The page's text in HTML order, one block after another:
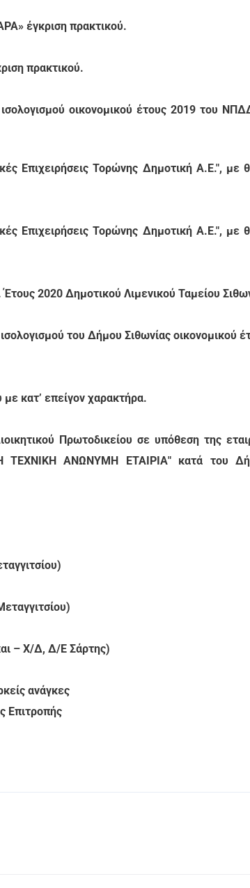
έγκριση πρακτικού.
πρακτικού.
οικονομικού έτους 2019 του
Επιχειρήσεις Τορώνης Δημοτική Α.Ε.", με
Επιχειρήσεις Τορώνης Δημοτική Α.Ε.", με
2020 Δημοτικού Λιμενικού Ταμείου
του Δήμου Σιθωνίας οικονομικού
κατ’ επείγον χαρακτήρα.
Πρωτοδικείου σε υπόθεση της
ΑΝΩΝΥΜΗ ΕΤΑΙΡΙΑ" κατά του
– Χ/Δ, Δ/Ε Σάρτης)
ανάγκες
Επιτροπής